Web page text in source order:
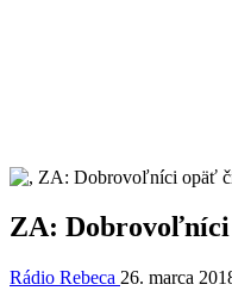
ZA:
Rádio Rebeca 26. marca